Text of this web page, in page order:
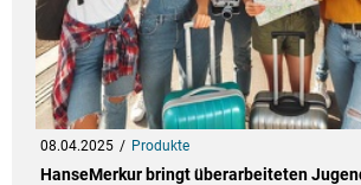
08.04.2025 Produkte
HanseMerkur bringt überarbeiteten